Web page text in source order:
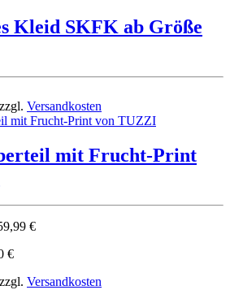
Kleid SKFK ab Größe
Versandkosten
mit Frucht-Print
€
€
Versandkosten